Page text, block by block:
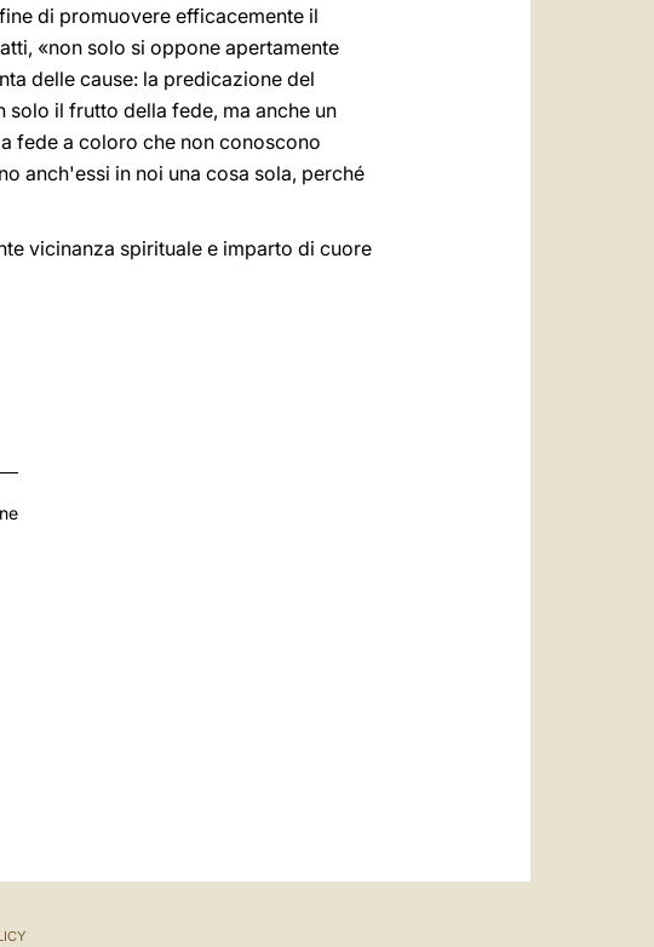
di promuovere efficacemente il
«non solo si oppone apertamente
delle cause: la predicazione del
solo il frutto della fede, ma anche un
fede a coloro che non conoscono
anch'essi in noi una cosa sola, perché
vicinanza spirituale e imparto di cuore